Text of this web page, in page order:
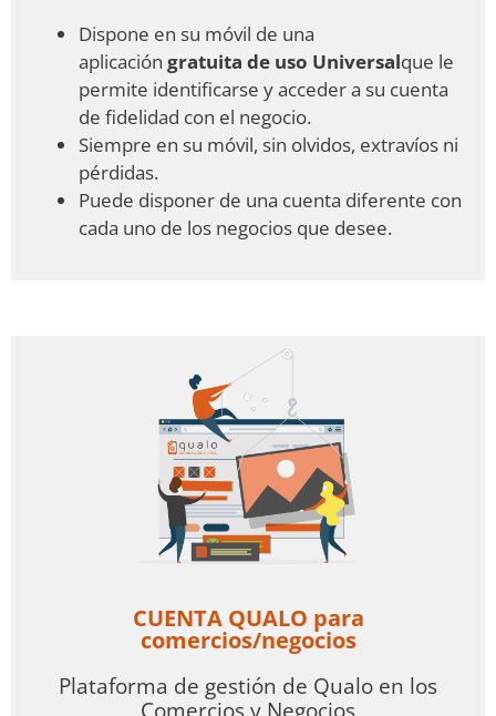
Dispone en su móvil de una
aplicacióngratuita de uso Universal
permite identificarse y acceder a su cuenta
de fidelidad con el negocio.
Siempre en su móvil, sin olvidos, extravíos ni
pérdidas.
Puede disponer de una cuenta diferente con
cada uno de los negocios que desee.
comercios/negocios
Plataforma de gestión de Qualo en los
Comercios y Negocios